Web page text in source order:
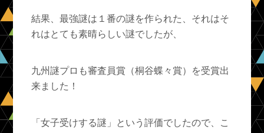
結果、最強謎は１番の謎を作られた、それはそ
れはとても素晴らしい謎でしたが、
九州謎プロも審査員賞（桐谷蝶々賞）を受賞出
来ました！
「女子受けする謎」という評価でしたので、こ